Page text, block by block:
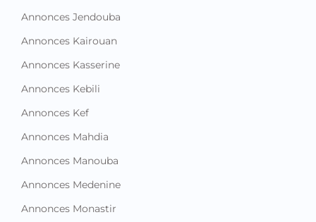
Annonces Jendouba
Annonces Kairouan
Annonces Kasserine
Annonces Kebili
Annonces Kef
Annonces Mahdia
Annonces Manouba
Annonces Medenine
Annonces Monastir